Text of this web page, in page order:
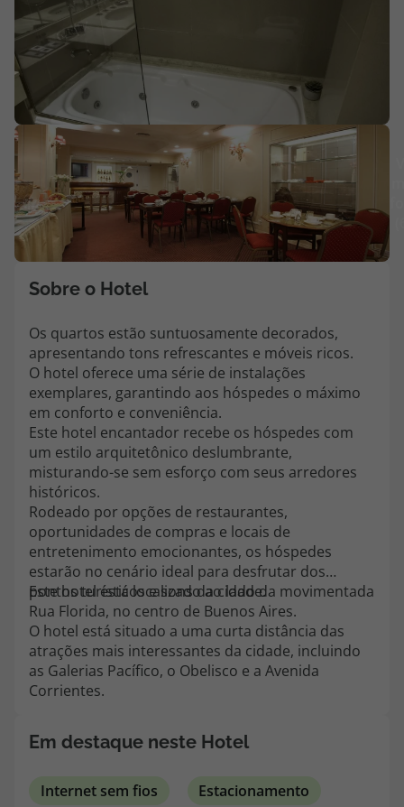
Área de Cliente
Agências
Contactos
Apoio ao cliente em Portugal
218 925 471
218 925 471
Custo de uma chamada para a rede fixa nacional.
A sua agência de viagens Top Atlântico tem a preocupação de estar
sempre mais perto de si, para maior comodidade e total facilidade
na marcação das suas viagens, tem ainda ao seu dispor o nosso call
center a funcionar todos os dias úteis das 10:00 às 20:00 e Sábado
das 10:00 às 14:00.
topatlantico@topatlantico.com
Sobre o Hotel
Os quartos estão suntuosamente decorados,
apresentando tons refrescantes e móveis ricos.
O hotel oferece uma série de instalações
exemplares, garantindo aos hóspedes o máximo
em conforto e conveniência.
Este hotel encantador recebe os hóspedes com
um estilo arquitetônico deslumbrante,
misturando-se sem esforço com seus arredores
históricos.
Rodeado por opções de restaurantes,
oportunidades de compras e locais de
entretenimento emocionantes, os hóspedes
estarão no cenário ideal para desfrutar dos
pontos turísticos e sons da cidade.
Este hotel está localizado ao lado da movimentada
Rua Florida, no centro de Buenos Aires.
O hotel está situado a uma curta distância das
atrações mais interessantes da cidade, incluindo
as Galerias Pacífico, o Obelisco e a Avenida
Corrientes.
Em destaque neste Hotel
Internet sem fios Estacionamento